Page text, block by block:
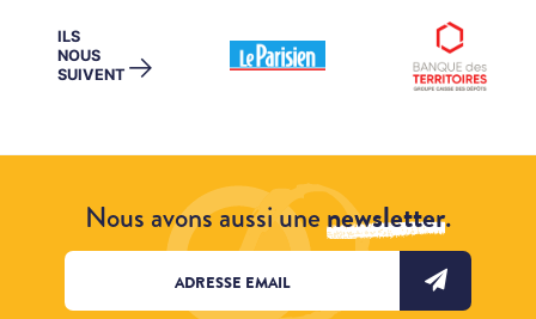
ILS
NOUS
SUIVENT →
Nous avons aussi unenewsletter.